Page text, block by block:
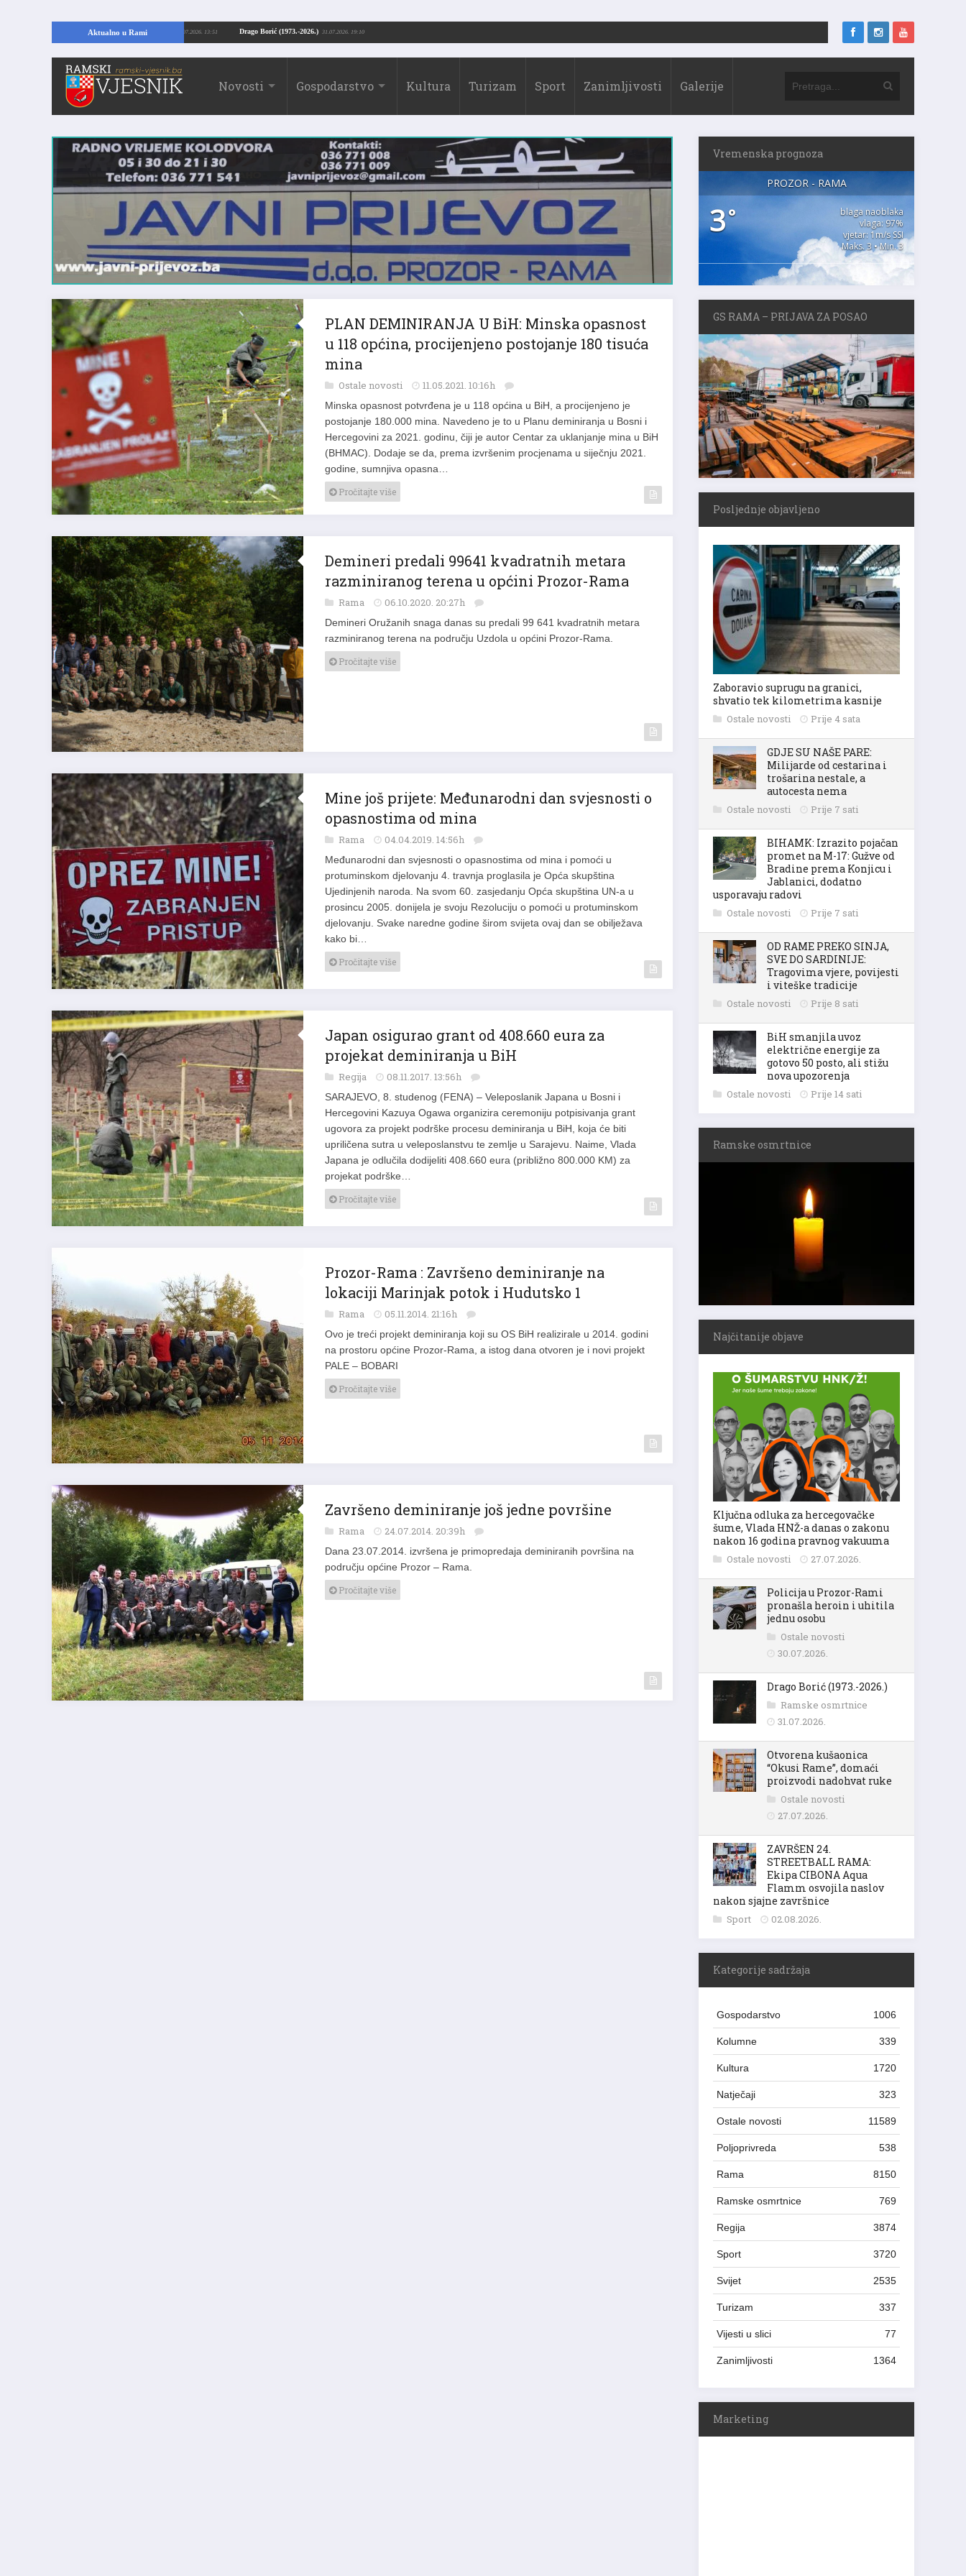
Aktualno u Rami Drago Borić (1973.-2026.)
Kopajući temelje kuće, pronašao vrijedne arheološke ostatke 24.07.2026. 13:51
Novosti Gospodarstvo Kultura Turizam Sport Zanimljivosti Galerije
PLAN DEMINIRANJA U BiH: Minska opasnost
u 118 općina, procijenjeno postojanje 180 tisuća
mina
Ostale novosti 11.05.2021. 10:16h
Minska opasnost potvrđena je u 118 općina u BiH, a procijenjeno je
postojanje 180.000 mina. Navedeno je to u Planu deminiranja u Bosni i
Hercegovini za 2021. godinu, čiji je autor Centar za uklanjanje mina u BiH
(BHMAC). Dodaje se da, prema izvršenim procjenama u siječnju 2021.
godine, sumnjiva opasna…
Pročitajte više
Demineri predali 99641 kvadratnih metara
razminiranog terena u općini Prozor-Rama
Rama 06.10.2020. 20:27h
Demineri Oružanih snaga danas su predali 99 641 kvadratnih metara
razminiranog terena na području Uzdola u općini Prozor-Rama.
Pročitajte više
Mine još prijete: Međunarodni dan svjesnosti o
opasnostima od mina
Rama 04.04.2019. 14:56h
Međunarodni dan svjesnosti o opasnostima od mina i pomoći u
protuminskom djelovanju 4. travnja proglasila je Opća skupština
Ujedinjenih naroda. Na svom 60. zasjedanju Opća skupština UN-a u
prosincu 2005. donijela je svoju Rezoluciju o pomoći u protuminskom
djelovanju. Svake naredne godine širom svijeta ovaj dan se obilježava
kako bi…
Pročitajte više
Japan osigurao grant od 408.660 eura za
projekat deminiranja u BiH
Regija 08.11.2017. 13:56h
SARAJEVO, 8. studenog (FENA) – Veleposlanik Japana u Bosni i
Hercegovini Kazuya Ogawa organizira ceremoniju potpisivanja grant
ugovora za projekt podrške procesu deminiranja u BiH, koja će biti
upriličena sutra u veleposlanstvu te zemlje u Sarajevu. Naime, Vlada
Japana je odlučila dodijeliti 408.660 eura (približno 800.000 KM) za
projekat podrške…
Pročitajte više
Prozor-Rama : Završeno deminiranje na
lokaciji Marinjak potok i Hudutsko 1
Rama 05.11.2014. 21:16h
Ovo je treći projekt deminiranja koji su OS BiH realizirale u 2014. godini
na prostoru općine Prozor-Rama, a istog dana otvoren je i novi projekt
PALE – BOBARI
Pročitajte više
Završeno deminiranje još jedne površine
Rama 24.07.2014. 20:39h
Dana 23.07.2014. izvršena je primopredaja deminiranih površina na
području općine Prozor – Rama.
Pročitajte više
Vremenska prognoza
PROZOR - RAMA
3°
blaga naoblaka
vlaga: 97%
vjetar: 1m/s SSI
Maks. 3 • Min. 3
GS RAMA – PRIJAVA ZA POSAO
Posljednje objavljeno
Zaboravio suprugu na granici,
shvatio tek kilometrima kasnije
Ostale novosti Prije 4 sata
GDJE SU NAŠE PARE:
Milijarde od cestarina i
trošarina nestale, a
autocesta nema
Ostale novosti Prije 7 sati
BIHAMK: Izrazito pojačan
promet na M-17: Gužve od
Bradine prema Konjicu i
Jablanici, dodatno
usporavaju radovi
Ostale novosti Prije 7 sati
OD RAME PREKO SINJA,
SVE DO SARDINIJE:
Tragovima vjere, povijesti
i viteške tradicije
Ostale novosti Prije 8 sati
BiH smanjila uvoz
električne energije za
gotovo 50 posto, ali stižu
nova upozorenja
Ostale novosti Prije 14 sati
Ramske osmrtnice
Najčitanije objave
Ključna odluka za hercegovačke
šume, Vlada HNŽ-a danas o zakonu
nakon 16 godina pravnog vakuuma
Ostale novosti 27.07.2026.
Policija u Prozor-Rami
pronašla heroin i uhitila
jednu osobu
Ostale novosti
30.07.2026.
Drago Borić (1973.-2026.)
Ramske osmrtnice
31.07.2026.
Otvorena kušaonica
“Okusi Rame”, domaći
proizvodi nadohvat ruke
Ostale novosti
27.07.2026.
ZAVRŠEN 24.
STREETBALL RAMA:
Ekipa CIBONA Aqua
Flamm osvojila naslov
nakon sjajne završnice
Sport 02.08.2026.
Kategorije sadržaja
Gospodarstvo 1006
Kolumne 339
Kultura 1720
Natječaji 323
Ostale novosti 11589
Poljoprivreda 538
Rama 8150
Ramske osmrtnice 769
Regija 3874
Sport 3720
Svijet 2535
Turizam 337
Vijesti u slici 77
Zanimljivosti 1364
Marketing